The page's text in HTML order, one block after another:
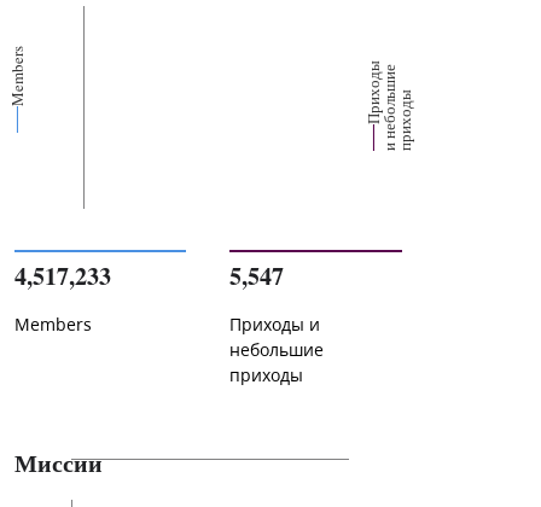
Members П
р
их
о
д
ы
и
н
е
б
о
ль
ш
ие
п
р
и
х
о
ды
4,517,233
Members
5,547
Приходы и
небольшие
приходы
Миссии